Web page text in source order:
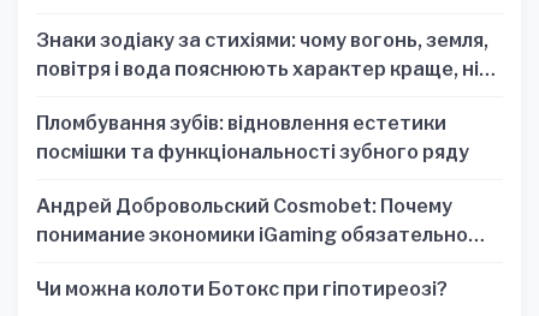
Знаки зодіаку за стихіями: чому вогонь, земля,
повітря і вода пояснюють характер краще, ніж
Пломбування зубів: відновлення естетики
посмішки та функціональності зубного ряду
Андрей Добровольский Cosmobet: Почему
понимание экономики iGaming обязательно
Чи можна колоти Ботокс при гіпотиреозі?